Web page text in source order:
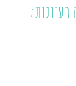
רעיונות: